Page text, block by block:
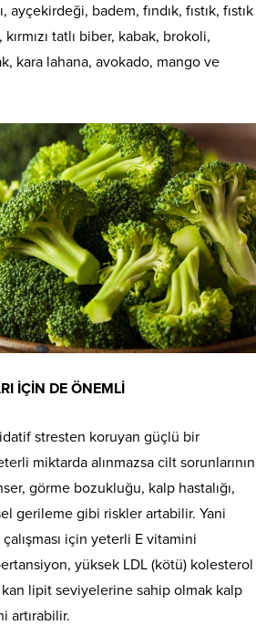
badem, fındık, fıstık, fıstık
tatlı biber, kabak, brokoli,
kara lahana, avokado, mango ve
İÇİN DE ÖNEMLİ
stresten koruyan güçlü bir
miktarda alınmazsa cilt sorunlarının
görme bozukluğu, kalp hastalığı,
gerileme gibi riskler artabilir. Yani
için yeterli E vitamini
yüksek LDL (kötü) kolesterol
lipit seviyelerine sahip olmak kalp
artırabilir.